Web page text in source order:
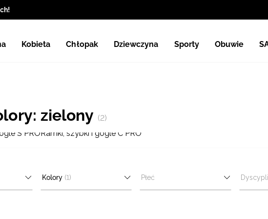
Kobieta Chłopak Dziewczyna Sporty Obuwie
zielony (2)
szybki i gogle S PRORamki, szybki i gogle C PRO
Kolory (1) Płeć